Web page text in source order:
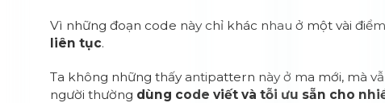
Vì những đoạn code này chỉ khác nhau ở một vài
liên tục.
Ta không những thấy antipattern này ở ma mới, mà
người thường dùng code viết và tỗi ưu sẵn cho